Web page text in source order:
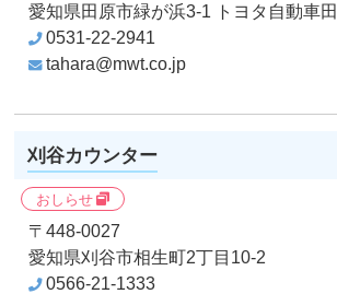
愛知県田原市緑が浜3-1 トヨタ自動車
0531-22-2941
tahara@mwt.co.jp
刈谷カウンター
おしらせ
〒448-0027
愛知県刈谷市相生町2丁目10-2
0566-21-1333